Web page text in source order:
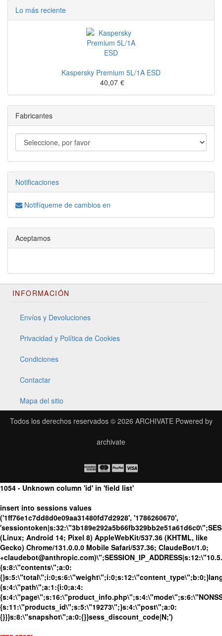
Lo más reciente
Kaspersky Premium 5L/1A ESD
40,07 €
Fabricantes
Notificaciones
Notifíqueme de cambios en
Aceptamos
INFORMACIÓN
Envíos y Devoluciones
Privacidad y Política de Cookies
Condiciones
Contactar
Mapa del sitio
Todos los derechos reservados © 2026 ARCHIVATEPowered by
archivate
1054 - Unknown column 'id' in 'field list'
insert into sessions values
('1ff76e1c7dd8d0e09aa31480fd7d2928', '1786260670',
(Linux; Android 14; Pixel 8) AppleWebKit/537.36 (KHTML, like
Gecko) Chrome/131.0.0.0 Mobile Safari/537.36; ClaudeBot/1.0;
{s:8:\"contents\";a:0:
{s:4:\"path\";a:1:{i:0;a:4:
{s:11:\"products_id\";s:5:\"19273\";}s:4:\"post\";a:0:
{}}}s:8:\"snapshot\";a:0:{}}sess_discount_code|N;')